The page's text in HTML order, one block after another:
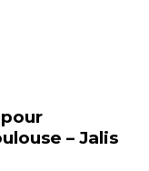
– Jalis